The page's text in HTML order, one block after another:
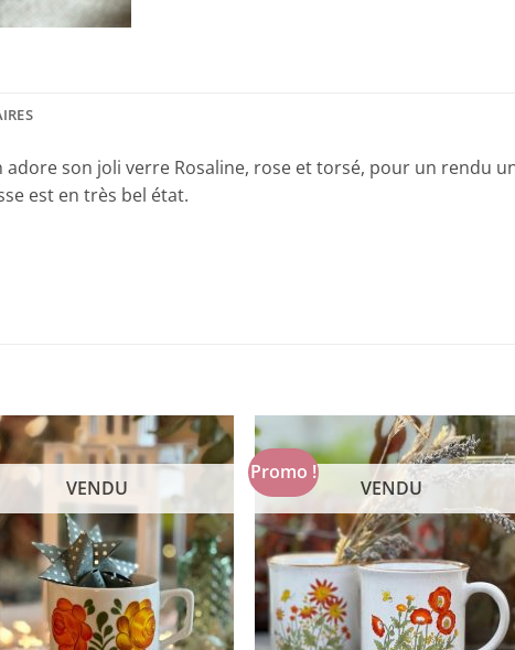
adore son joli verre Rosaline, rose et torsé, pour un rendu
est en très bel état.
VENDU
Promo !
VENDU